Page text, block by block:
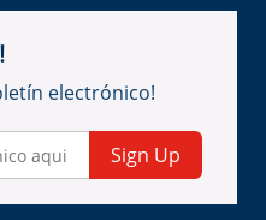
electrónico!
Sign Up